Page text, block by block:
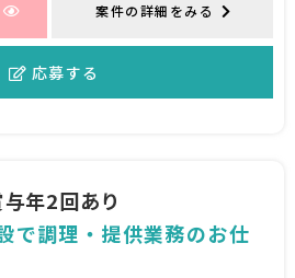
応募する
案件の詳細をみる
年2回あり
で調理・提供業務のお仕